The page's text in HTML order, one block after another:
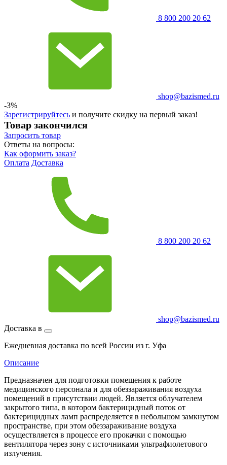
8 800 200 20 62
shop@bazismed.ru
-3%
Зарегистрируйтесь и получите скидку на первый заказ!
Товар закончился
Запросить товар
Ответы на вопросы:
Как оформить заказ?
Оплата Доставка
8 800 200 20 62
shop@bazismed.ru
Доставка в
Ежедневная доставка по всей России из г. Уфа
Описание
Предназначен для подготовки помещения к работе
медицинского персонала и для обеззараживания воздуха
помещений в присутствии людей. Является облучателем
закрытого типа, в котором бактерицидный поток от
бактерицидных ламп распределяется в небольшом замкнутом
пространстве, при этом обеззараживание воздуха
осуществляется в процессе его прокачки с помощью
вентилятора через зону с источниками ультрафиолетового
излучения.